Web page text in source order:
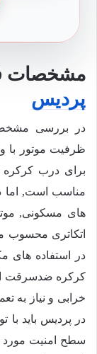
مشخصات
پردیس
در بررسی
ظرفیت موتور با
برای درب کرکره
مناسب است, اما
های مسکونی,
اتکاتری محسوب
در استفاده های
کرکره ضدسرقت
خرابی و نیاز به
در پردیس باید
سطح امنیت مورد